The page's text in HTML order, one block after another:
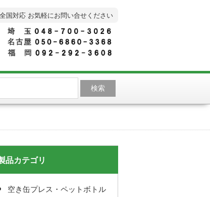
国対応 お気軽にお問い合せください
品カテゴリ
空き缶プレス・ペットボトル